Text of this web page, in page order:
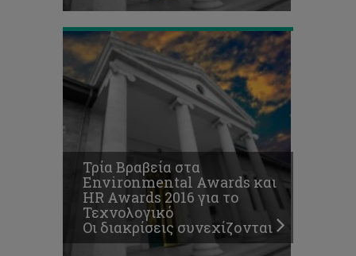
Τρία Βραβεία στα
Environmental Awards και
HR Awards 2016 για το
Τεχνολογικό
Οι διακρίσεις συνεχίζονται
Εδώ
φοιτούμε.
Τεχνολογικό
Πανεπιστήμιο
Κύπρου,
το
Πανεπιστήμιο
της
καρδιάς
μας!